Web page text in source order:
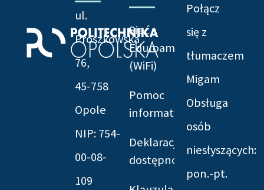
ul.
Prószkowska
76,
45-758
Opole
NIP: 754-
00-08-
109
Sieć
Eduroam
(WiFi)
Pomoc
informatyczna
Deklaracja
dostępności
Połącz
się z
tłumaczem
Migam
Obsługa
osób
niesłyszących:
pon.-pt.